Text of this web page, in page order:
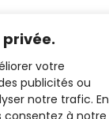
votre
publicités ou
notre trafic. En
consentez à notre